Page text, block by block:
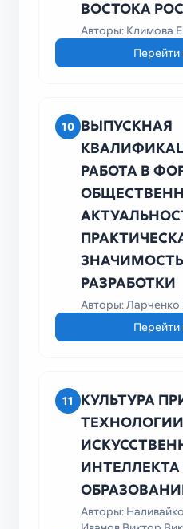
ВОСТОКА
Авторы: Климова
Перейти
10 ВЫПУСКНАЯ
РАБОТА В
РАЗРАБОТКИ
Авторы: Ларченко
Перейти
11
КУЛЬТУРА
ТЕХНОЛОГИИ
Авторы: